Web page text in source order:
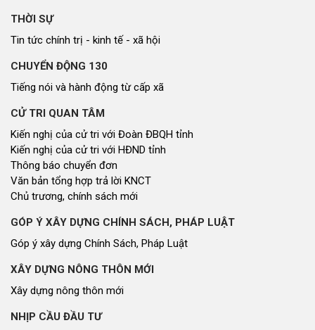
THỜI SỰ
Tin tức chính trị - kinh tế - xã hội
CHUYỂN ĐỘNG 130
Tiếng nói và hành động từ cấp xã
CỬ TRI QUAN TÂM
Kiến nghị của cử tri với Đoàn ĐBQH tỉnh
Kiến nghị của cử tri với HĐND tỉnh
Thông báo chuyển đơn
Văn bản tổng hợp trả lời KNCT
Chủ trương, chính sách mới
GÓP Ý XÂY DỰNG CHÍNH SÁCH, PHÁP LUẬT
Góp ý xây dựng Chính Sách, Pháp Luật
XÂY DỰNG NÔNG THÔN MỚI
Xây dựng nông thôn mới
NHỊP CẦU ĐẦU TƯ